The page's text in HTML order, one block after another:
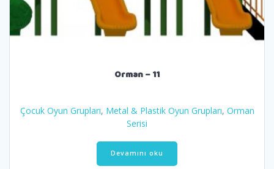
Orman – 11
Çocuk Oyun Grupları, Metal & Plastik Oyun Grupları, Orman
Serisi
Devamını oku